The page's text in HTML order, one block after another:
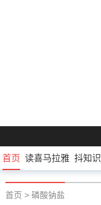
首页 读喜马拉雅 抖知识
首页 > 磷酸钠盐